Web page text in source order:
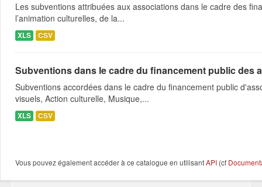
Les subventions attribuées aux associations dans le cadre des
l’animation culturelles, de la...
XLS CSV
Subventions dans le cadre du financement public des
Subventions accordées dans le cadre du financement public
visuels, Action culturelle, Musique,...
XLS CSV
Vous pouvez également accéder à ce catalogue en utilisantAPI (cf